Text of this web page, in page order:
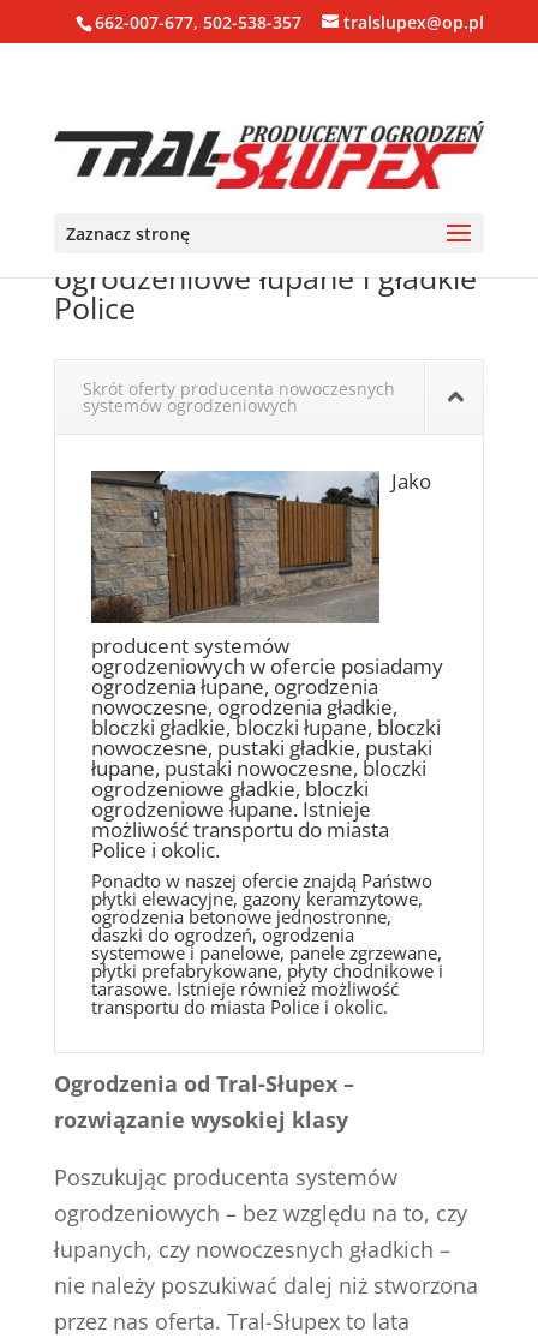
662-007-677, 502-538-357 tralslupex@op.pl
Zaznacz stronę
Ogrodzenia, bloczki, pustaki
ogrodzeniowe łupane i gładkie
Police
Skrót oferty producenta nowoczesnych
systemów ogrodzeniowych
Jako
producent systemów
ogrodzeniowych w ofercie posiadamy
ogrodzenia łupane, ogrodzenia
nowoczesne, ogrodzenia gładkie,
bloczki gładkie, bloczki łupane, bloczki
nowoczesne, pustaki gładkie, pustaki
łupane, pustaki nowoczesne, bloczki
ogrodzeniowe gładkie, bloczki
ogrodzeniowe łupane. Istnieje
możliwość transportu do miasta
Police i okolic.
Ponadto w naszej ofercie znajdą Państwo
płytki elewacyjne, gazony keramzytowe,
ogrodzenia betonowe jednostronne,
daszki do ogrodzeń, ogrodzenia
systemowe i panelowe, panele zgrzewane,
płytki prefabrykowane, płyty chodnikowe i
tarasowe. Istnieje również możliwość
transportu do miasta Police i okolic.
Ogrodzenia od Tral-Słupex –
rozwiązanie wysokiej klasy
Poszukując producenta systemów
ogrodzeniowych – bez względu na to, czy
łupanych, czy nowoczesnych gładkich –
nie należy poszukiwać dalej niż stworzona
przez nas oferta. Tral-Słupex to lata